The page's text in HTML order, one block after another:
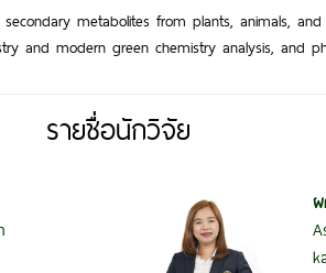
metabolites from plants, animals,
and modern green chemistry analysis, and
รายชื่อนักวิจัย